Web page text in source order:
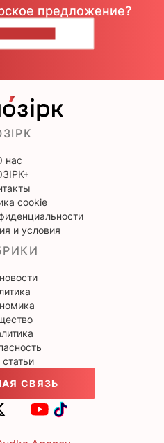
предложение?
нас
cookie
и условия
СВЯЗЬ